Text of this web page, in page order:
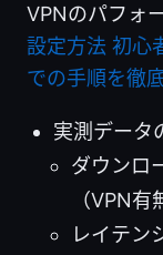
VPNのパフォ
設定方法 初心
での手順を徹
実測データ
ダウンロ
（VPN有
レイテン